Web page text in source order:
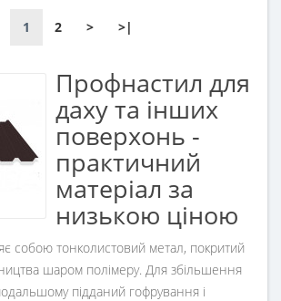
1 2 > >|
Профнастил для
даху та інших
поверхонь -
практичний
матеріал за
низькою ціною
собою тонколистовий метал, покритий
шаром полімеру. Для збільшення
підданий гофрування і